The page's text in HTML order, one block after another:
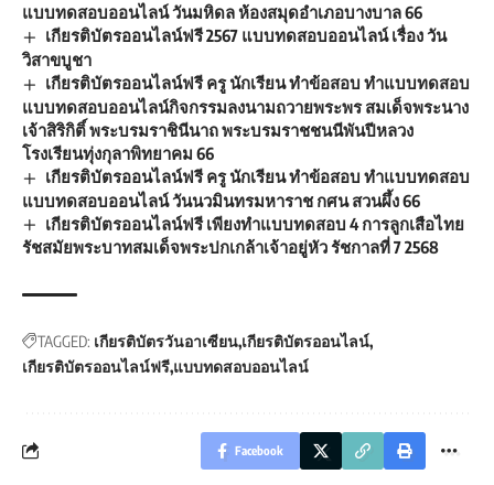
แบบทดสอบออนไลน์ วันมหิดล ห้องสมุดอำเภอบางบาล 66
เกียรติบัตรออนไลน์ฟรี 2567 แบบทดสอบออนไลน์ เรื่อง วัน
วิสาขบูชา
เกียรติบัตรออนไลน์ฟรี ครู นักเรียน ทำข้อสอบ ทำแบบทดสอบ
แบบทดสอบออนไลน์กิจกรรมลงนามถวายพระพร สมเด็จพระนาง
เจ้าสิริกิติ์ พระบรมราชินีนาถ พระบรมราชชนนีพันปีหลวง
โรงเรียนทุ่งกุลาพิทยาคม 66
เกียรติบัตรออนไลน์ฟรี ครู นักเรียน ทำข้อสอบ ทำแบบทดสอบ
แบบทดสอบออนไลน์ วันนวมินทรมหาราช กศน สวนผึ้ง 66
เกียรติบัตรออนไลน์ฟรี เพียงทำแบบทดสอบ 4 การลูกเสือไทย
รัชสมัยพระบาทสมเด็จพระปกเกล้าเจ้าอยู่หัว รัชกาลที่ 7 2568
TAGGED: เกียรติบัตรวันอาเซียน เกียรติบัตรออนไลน์
เกียรติบัตรออนไลน์ฟรี แบบทดสอบออนไลน์
Facebook